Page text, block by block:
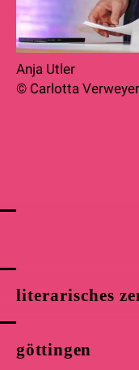
literarisches
göttingen
Anja Utler
© Carlotta